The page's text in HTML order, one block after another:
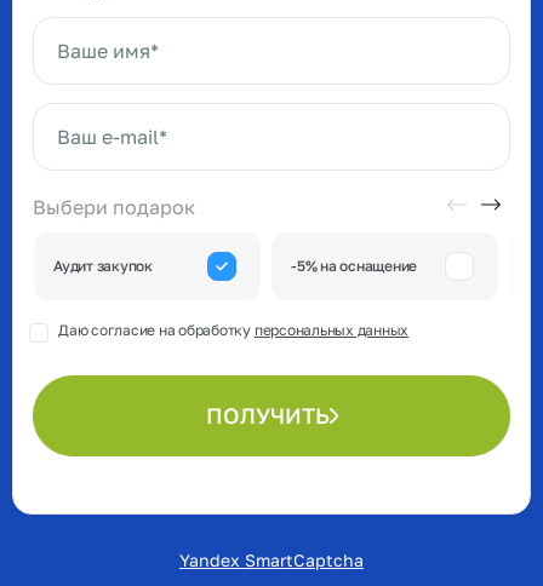
Выбери подарок
Аудит закупок -5% на оснащение
Даю согласие на обработку персональных данных
ПОЛУЧИТЬ
Yandex SmartCaptcha